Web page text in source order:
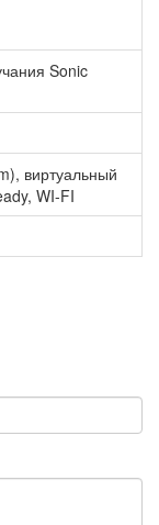
Sonic
виртуальный
WI-FI